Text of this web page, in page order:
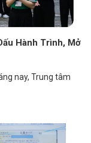
Hành Trình, Mở
nay, Trung tâm